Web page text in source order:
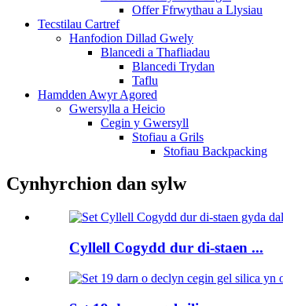
Offer Ffrwythau a Llysiau
Tecstilau Cartref
Hanfodion Dillad Gwely
Blancedi a Thafliadau
Blancedi Trydan
Taflu
Hamdden Awyr Agored
Gwersylla a Heicio
Cegin y Gwersyll
Stofiau a Grils
Stofiau Backpacking
Cynhyrchion dan sylw
Cyllell Cogydd dur di-staen ...